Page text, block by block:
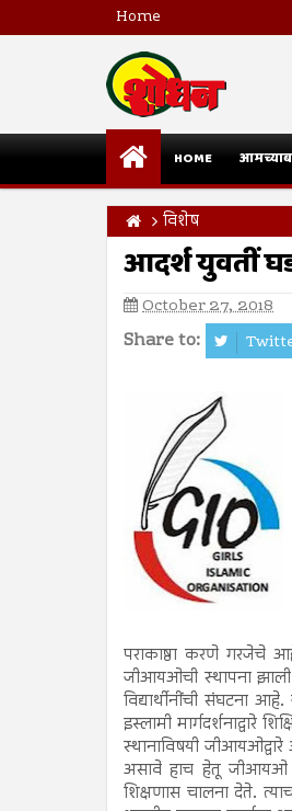
Home
HOME
विशेष
आदर्श युवतीं
October 27, 2018
Share to:
पराकाष्ठा करणे गरजेचे
जीआयओची स्थापना
विद्यार्थीनींची संघटना
इस्लामी
स्थानाविषयी
असावे हाच हेतू जीआयओ
शिक्षणास चालना देते.